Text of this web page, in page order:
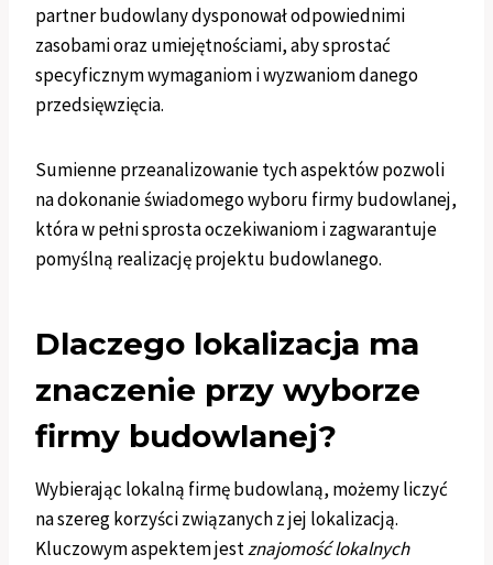
partner budowlany dysponował odpowiednimi
zasobami oraz umiejętnościami, aby sprostać
specyficznym wymaganiom i wyzwaniom danego
przedsięwzięcia.
Sumienne przeanalizowanie tych aspektów pozwoli
na dokonanie świadomego wyboru firmy budowlanej,
która w pełni sprosta oczekiwaniom i zagwarantuje
pomyślną realizację projektu budowlanego.
Dlaczego lokalizacja ma
znaczenie przy wyborze
firmy budowlanej?
Wybierając lokalną firmę budowlaną, możemy liczyć
na szereg korzyści związanych z jej lokalizacją.
Kluczowym aspektem jestznajomość lokalnych